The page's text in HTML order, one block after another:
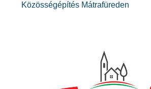
Közösségépítés Mátrafüreden